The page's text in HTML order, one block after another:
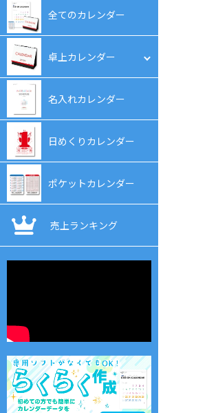
全てのカレンダー
卓上カレンダー
フルカラー卓上カレンダー
名入れ卓上カレンダー
表紙オリジナル卓上カレンダ
ー
オリジナル卓上カレンダー
名入れカレンダー
日めくりカレンダー
ポケットカレンダー
売上ランキング